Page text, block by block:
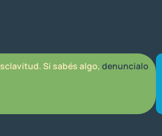
Si sabés algo, denuncialo